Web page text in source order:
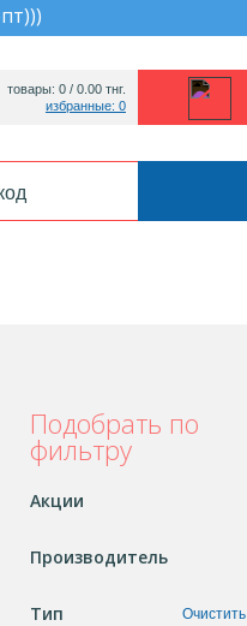
)
товары: 0 / 0.00 тнг.
избранные: 0
Подобрать по
фильтру
Акции
Производитель
Очистить
Тип